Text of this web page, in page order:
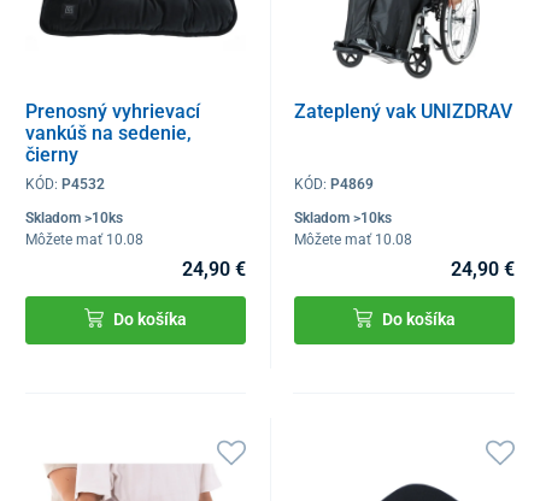
Prenosný vyhrievací
vankúš na sedenie,
čierny
KÓD: P4532
Skladom >10ks
Môžete mať 10.08
24,90 €
Do košíka
Zateplený vak UNIZDRAV
KÓD:P4869
Skladom >10ks
Môžete mať 10.08
24,90 €
Do košíka